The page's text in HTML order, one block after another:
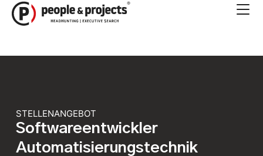
Zum
Inhalt
STELLENANGEBOT
Softwareentwickler
Automatisierungstechnik